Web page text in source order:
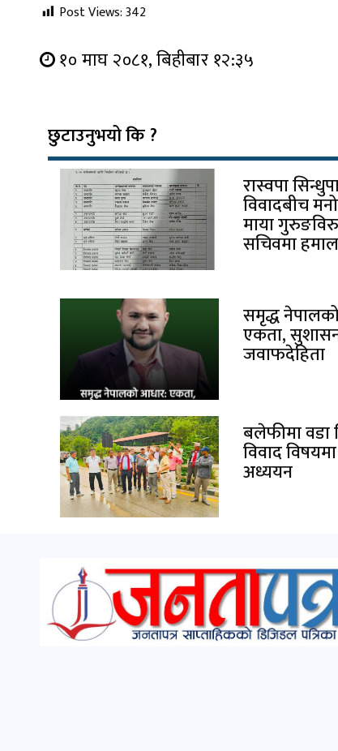
Post Views:342
१० माघ २०८१, बिहीबार १२:३५
छुटाउनुभयो कि ?
रास्वपा
विवादबीच
माया
सचिवमा हमाल
समृद्ध
एकता,
जवाफदेहिता
बलेफीमा वडा
विवाद
अध्ययन